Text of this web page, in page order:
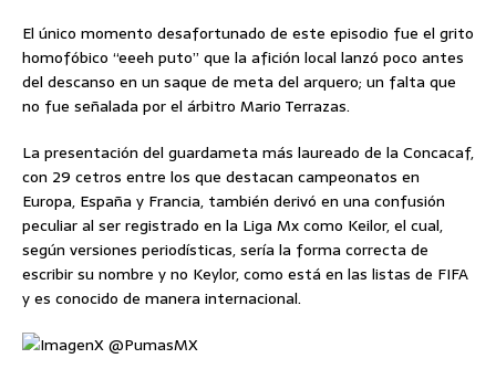
El único momento desafortunado de este episodio fue el grito
homofóbico “eeeh puto” que la afición local lanzó poco antes
del descanso en un saque de meta del arquero; un falta que
no fue señalada por el árbitro Mario Terrazas.
La presentación del guardameta más laureado de la Concacaf,
con 29 cetros entre los que destacan campeonatos en
Europa, España y Francia, también derivó en una confusión
peculiar al ser registrado en la Liga Mx como Keilor, el cual,
según versiones periodísticas, sería la forma correcta de
escribir su nombre y no Keylor, como está en las listas de FIFA
y es conocido de manera internacional.
X @PumasMX